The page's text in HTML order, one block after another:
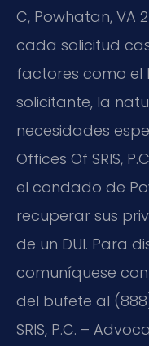
C, Powhatan, VA
cada solicitud
factores como el
solicitante, la
necesidades
Offices Of SRIS,
el condado de
recuperar sus
de un DUI. Para
comuníquese con
del bufete al
SRIS, P.C. –